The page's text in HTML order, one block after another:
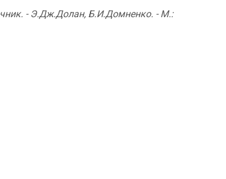
- Э.Дж.Долан, Б.И.Домненко. - М.: